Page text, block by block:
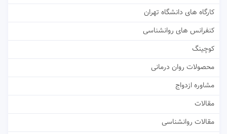
کارگاه های دانشگاه تهران
کنفرانس های روانشناسی
کوچینگ
محصولات روان درمانی
مشاوره ازدواج
مقالات
مقالات روانشناسی